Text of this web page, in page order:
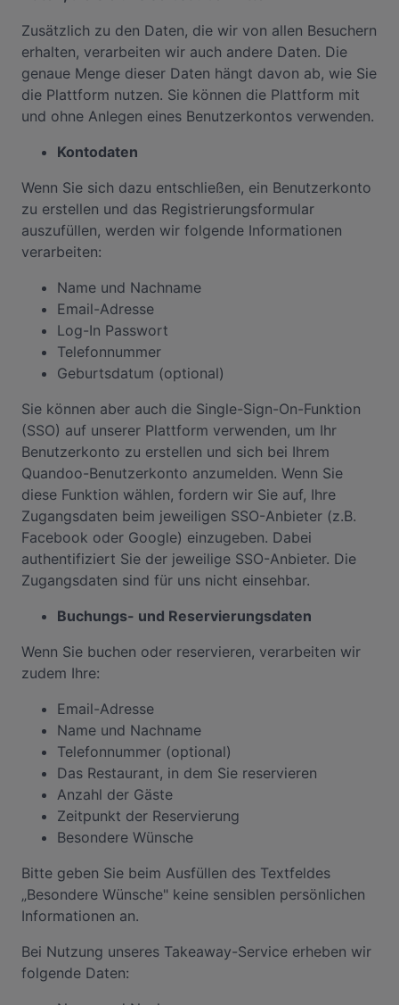
Zusätzlich zu den Daten, die wir von allen Besuchern
erhalten, verarbeiten wir auch andere Daten. Die
genaue Menge dieser Daten hängt davon ab, wie Sie
die Plattform nutzen. Sie können die Plattform mit
und ohne Anlegen eines Benutzerkontos verwenden.
Kontodaten
Wenn Sie sich dazu entschließen, ein Benutzerkonto
zu erstellen und das Registrierungsformular
auszufüllen, werden wir folgende Informationen
verarbeiten:
Name und Nachname
Email-Adresse
Log-In Passwort
Telefonnummer
Geburtsdatum (optional)
Sie können aber auch die Single-Sign-On-Funktion
(SSO) auf unserer Plattform verwenden, um Ihr
Benutzerkonto zu erstellen und sich bei Ihrem
Quandoo-Benutzerkonto anzumelden. Wenn Sie
diese Funktion wählen, fordern wir Sie auf, Ihre
Zugangsdaten beim jeweiligen SSO-Anbieter (z.B.
Facebook oder Google) einzugeben. Dabei
authentifiziert Sie der jeweilige SSO-Anbieter. Die
Zugangsdaten sind für uns nicht einsehbar.
Buchungs- und Reservierungsdaten
Wenn Sie buchen oder reservieren, verarbeiten wir
zudem Ihre:
Email-Adresse
Name und Nachname
Telefonnummer (optional)
Das Restaurant, in dem Sie reservieren
Anzahl der Gäste
Zeitpunkt der Reservierung
Besondere Wünsche
Bitte geben Sie beim Ausfüllen des Textfeldes
„Besondere Wünsche" keine sensiblen persönlichen
Informationen an.
Bei Nutzung unseres Takeaway-Service erheben wir
folgende Daten: